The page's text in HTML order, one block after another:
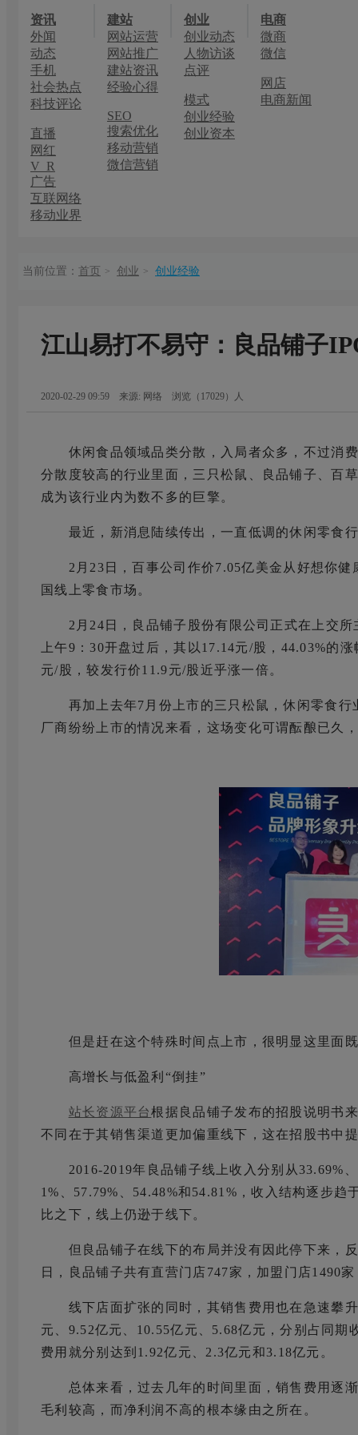
资讯
外闻
动态
手机
社会热点
科技评论
直播
网红
V R
广告
互联网络
移动业界
建站
网站运营
网站推广
建站资讯
经验心得
SEO
搜索优化
移动营销
微信营销
创业
创业动态
人物访谈
点评
模式
创业经验
创业资本
电商
微商
微信
网店
电商新闻
当前位置： 首页 > 创业 > 创业经验
江山易打不易守：良品铺子
2020-02-29 09:59 来源: 网络 浏览（ 17029）人
休闲食品领域品类分散，入局者众多，不过消费
分散度较高的行业里面，三只松鼠、良品铺子、百
成为该行业内为数不多的巨擎。
最近，新消息陆续传出，一直低调的休闲零食
2月23日，百事公司作价7.05亿美金从好想你健
国线上零食市场。
2月24日，良品铺子股份有限公司正式在上交所
上午9：30开盘过后，其以17.14元/股，44.03%的
元/股，较发行价11.9元/股近乎涨一倍。
再加上去年7月份上市的三只松鼠，休闲零食行
厂商纷纷上市的情况来看，这场变化可谓酝酿已久
但是赶在这个特殊时间点上市，很明显这里面既
高增长与低盈利“倒挂”
站长资源平台根据良品铺子发布的招股说明书
不同在于其销售渠道更加偏重线下，这在招股书中
2016-2019年良品铺子线上收入分别从33.69%、
1%、57.79%、54.48%和54.81%，收入结构逐步
比之下，线上仍逊于线下。
但良品铺子在线下的布局并没有因此停下来，反
日，良品铺子共有直营门店747家，加盟门店1490
线下店面扩张的同时，其销售费用也在急速攀升
元、9.52亿元、10.55亿元、5.68亿元，分别占同期
费用就分别达到1.92亿元、2.3亿元和3.18亿元。
总体来看，过去几年的时间里面，销售费用逐渐
毛利较高，而净利润不高的根本缘由之所在。